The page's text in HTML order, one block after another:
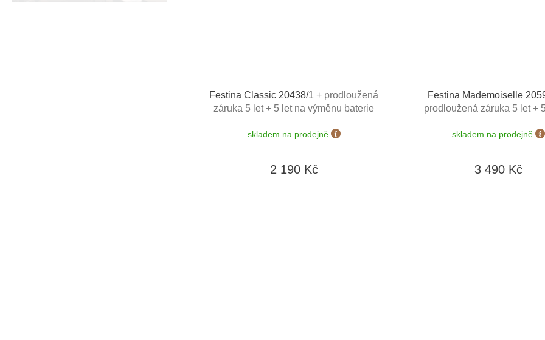
Festina Classic 20438/1+ prodloužená
záruka 5 let + 5 let na výměnu baterie
zkrácení řemínku zdarma + doprava
skladem na prodejně
2 190 Kč
Festina Mademoiselle
prodloužená záruka 5 let +
výměny do 190 dní +
skladem na prodejně
3 490 Kč